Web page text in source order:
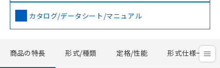
カタログ/データシート/マニュアル
商品の特長 形式/種類 定格/性能 形式仕様一覧